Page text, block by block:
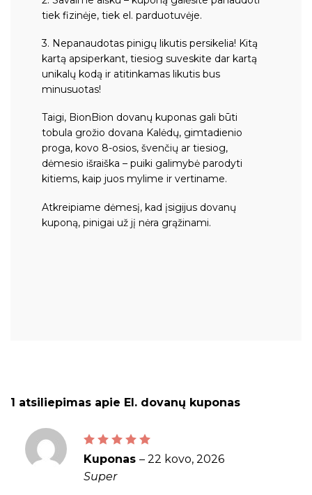
tiek fizinėje, tiek el. parduotuvėje.
3. Nepanaudotas pinigų likutis persikelia! Kitą
kartą apsiperkant, tiesiog suveskite dar kartą
unikalų kodą ir atitinkamas likutis bus
minusuotas!
Taigi, BionBion dovanų kuponas gali būti
tobula grožio dovana Kalėdų, gimtadienio
proga, kovo 8-osios, švenčių ar tiesiog,
dėmesio išraiška – puiki galimybė parodyti
kitiems, kaip juos mylime ir vertiname.
Atkreipiame dėmesį, kad įsigijus dovanų
kuponą, pinigai už jį nėra grąžinami.
1 atsiliepimas apie El. dovanų kuponas
Įvertinimas: iš 5
Kuponas – 22 kovo, 2026
Super